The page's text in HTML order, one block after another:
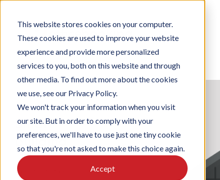
This website stores cookies on your computer.
These cookies are used to improve your website
experience and provide more personalized
services to you, both on this website and through
other media. To find out more about the cookies
we use, see our Privacy Policy.
We won't track your information when you visit
our site. But in order to comply with your
preferences, we'll have to use just one tiny cookie
so that you're not asked to make this choice again.
Accept
Ga
inhoud
Home/Solutions/Smart Campus Solutions
Smart
building
Een slimme